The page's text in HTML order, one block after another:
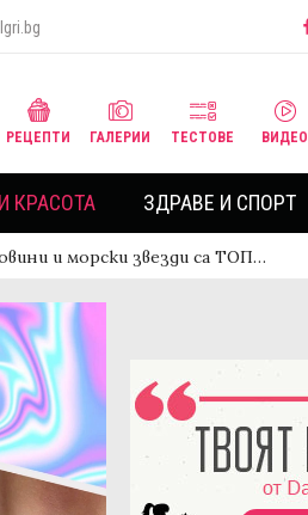
РЕЦЕПТИ ГАЛЕРИИ ТЕСТОВЕ ВИДЕО
КРАСОТА ЗДРАВЕ И СПОРТ
и морски звезди са ТОП…